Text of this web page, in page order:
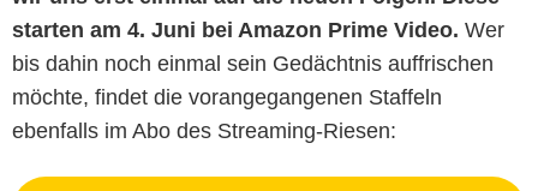
starten am 4. Juni bei Amazon Prime Video. Wer
bis dahin noch einmal sein Gedächtnis auffrischen
möchte, findet die vorangegangenen Staffeln
ebenfalls im Abo des Streaming-Riesen: